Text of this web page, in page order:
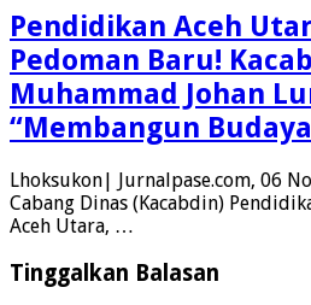
Pendidikan Aceh
Pedoman Baru!
Muhammad Johan
“Membangun
Lhoksukon| Jurnalpase.com, 06
Cabang Dinas (Kacabdin)
Aceh Utara, …
Tinggalkan Balasan